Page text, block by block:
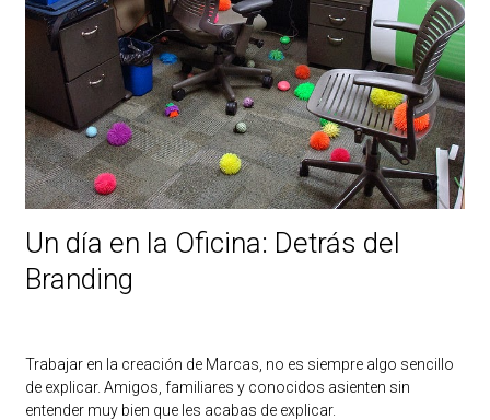
Un día en la Oficina: Detrás del
Branding
Trabajar en la creación de Marcas, no es siempre algo sencillo
de explicar. Amigos, familiares y conocidos asienten sin
entender muy bien que les acabas de explicar.